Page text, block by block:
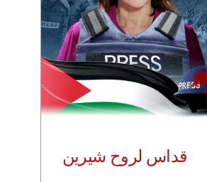
قداس لروح شيرين